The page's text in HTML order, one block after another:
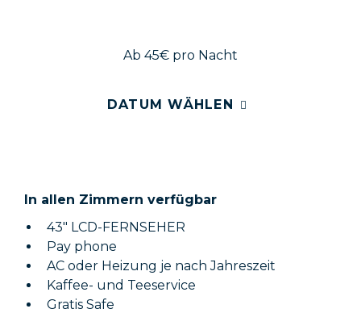
Ab 45€ pro Nacht
DATUM WÄHLEN
In allen Zimmern verfügbar
43" LCD-FERNSEHER
Pay phone
AC oder Heizung je nach Jahreszeit
Kaffee- und Teeservice
Gratis Safe